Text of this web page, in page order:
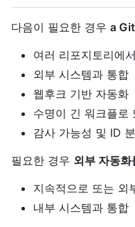
다음이 필요한 경우 a
여러 리포지토리에
외부 시스템과 통합
웹후크 기반 자동화
수명이 긴 워크플로
감사 가능성 및 ID
필요한 경우 외부 자동
지속적으로 또는 외
내부 시스템과 통합